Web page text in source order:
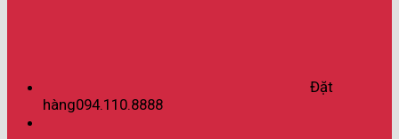
Đặt
hàng094.110.8888